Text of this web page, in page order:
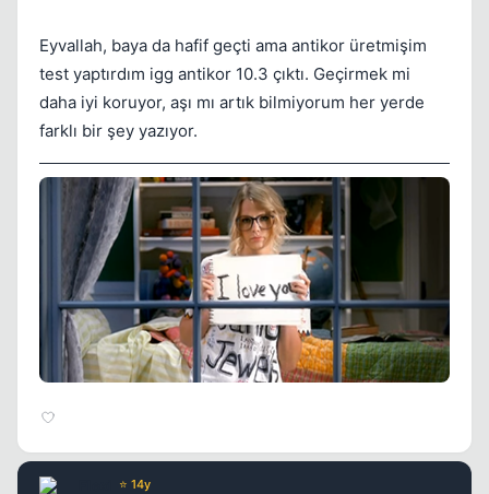
Eyvallah, baya da hafif geçti ama antikor üretmişim
test yaptırdım igg antikor 10.3 çıktı. Geçirmek mi
daha iyi koruyor, aşı mı artık bilmiyorum her yerde
farklı bir şey yazıyor.
⭐ 14y